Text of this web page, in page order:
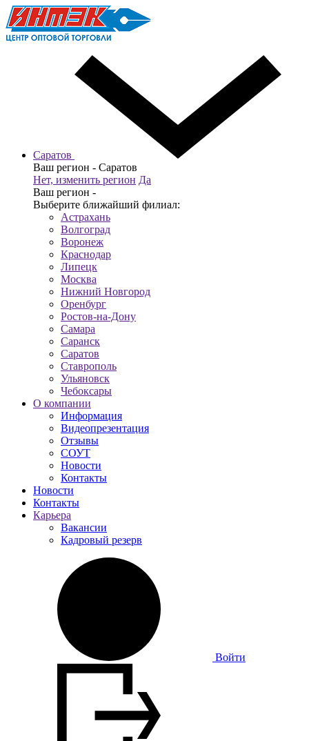
Саратов
Ваш регион - Саратов
Нет, изменить регион Да
Ваш регион -
Выберите ближайший филиал:
Астрахань
Волгоград
Воронеж
Краснодар
Липецк
Москва
Нижний Новгород
Оренбург
Ростов-на-Дону
Самара
Саранск
Саратов
Ставрополь
Ульяновск
Чебоксары
О компании
Информация
Видеопрезентация
Отзывы
СОУТ
Новости
Контакты
Новости
Контакты
Карьера
Вакансии
Кадровый резерв
Войти